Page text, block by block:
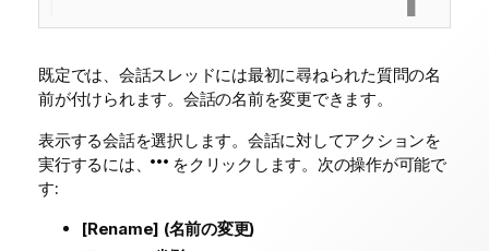
既定では、会話スレッドには最初に尋ねられた質問の名
前が付けられます。会話の名前を変更できます。
表示する会話を選択します。会話に対してアクションを
実行するには、
をクリックします。次の操作が可能で
す:
[Rename] (名前の変更)